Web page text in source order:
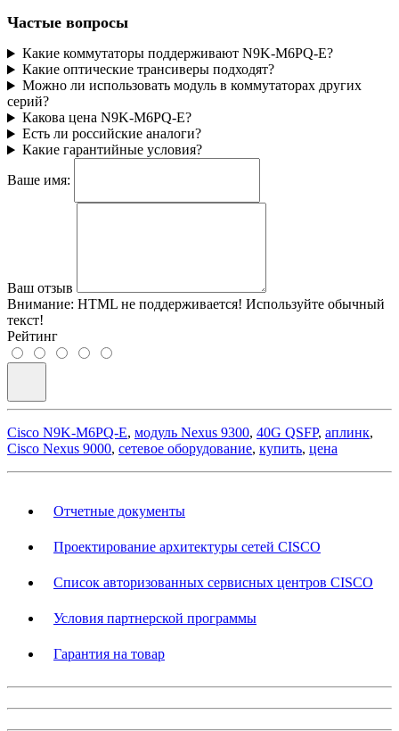
Частые вопросы
Какие коммутаторы поддерживают N9K-M6PQ-E?
Какие оптические трансиверы подходят?
Можно ли использовать модуль в коммутаторах других
серий?
Какова цена N9K-M6PQ-E?
Есть ли российские аналоги?
Какие гарантийные условия?
Ваше имя:
Ваш отзыв
Внимание: HTML не поддерживается! Используйте обычный
текст!
Рейтинг
Cisco N9K-M6PQ-E, модуль Nexus 9300, 40G QSFP, аплинк,
Cisco Nexus 9000, сетевое оборудование, купить, цена
Отчетные документы
Проектирование архитектуры сетей CISCO
Список авторизованных сервисных центров CISCO
Условия партнерской программы
Гарантия на товар